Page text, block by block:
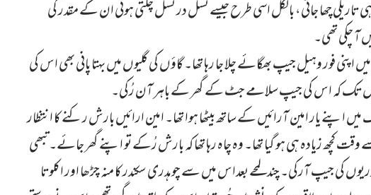
چھا جاتی، بالکل اسی طرح جیسے نسل در نسل چلتی ہوئی ان کے مقدر کی
آ چکی تھی۔
فور وہیل جیپ بھگائے چلا جا رہا تھا۔ گاؤں کی گلیوں میں بہتا پانی بھی اس کی
تک کہ اس کی جیپ سلامے جٹ کے گھر کے باہر آن رُکی۔
اپنے یار امین آرائیں کے ساتھ بیٹھا ہوا تھا۔ امین ارائیں بارش رکنے کا انتظار
کچھ زیادہ ہی ہو گیا تھا۔ وہ چاہ رہا تھا کہ بارش رُکے تو اپنے گھر جائے۔ تبھی
کی جیپ آرکی۔ چند لمحے بعداس میں سے چوہدری سکندر کا منہ چڑھا اور اکلوتا